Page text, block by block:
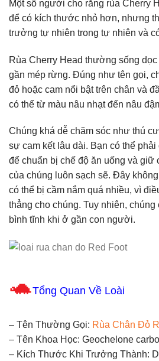
Một số người cho rằng rùa Cherry
để có kích thước nhỏ hơn, nhưng
trưởng tự nhiên trong tự nhiên và
Rùa Cherry Head thường sống
gần mép rừng. Đúng như tên gọi,
đỏ hoặc cam nổi bật trên chân và
có thể từ màu nâu nhạt đến nâu
Chúng khá dễ chăm sóc như thú
sự cam kết lâu dài. Bạn có thể
để chuẩn bị chế độ ăn uống và giữ
của chúng luôn sạch sẽ. Đây
có thể bị cầm nắm quá nhiều, vì
thẳng cho chúng. Tuy nhiên,
bình tĩnh khi ở gần con người.
🐢Tổng Quan Về Loài
– Tên Thường Gọi: Rùa Chân Đỏ
– Tên Khoa Học: Geochelone
– Kích Thước Khi Trưởng Thành: